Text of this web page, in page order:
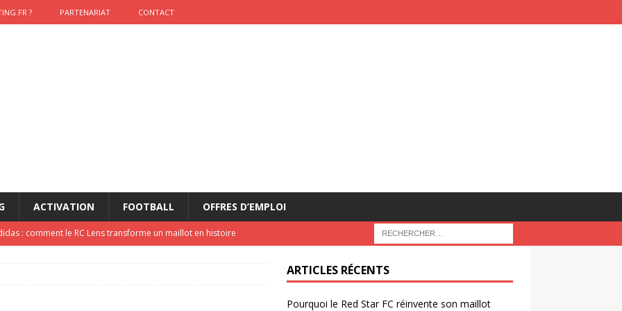
? PARTENARIAT CONTACT
ACTIVATION FOOTBALL OFFRES D’EMPLOI
: comment le RC Lens transforme un maillot en histoire
de Zinedine Zidane par adidas est de retour à
ARTICLES RÉCENTS
Pourquoi le Red Star FC réinvente son maillot